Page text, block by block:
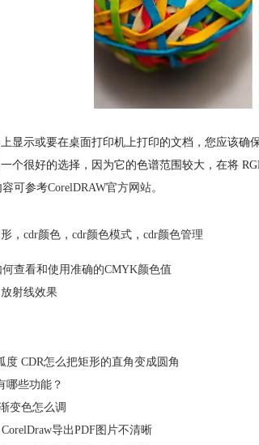
显示或要在桌面打印机上打印的文档，您应该确
个很好的选择，因为它的色谱范围较大，在将
容可参考CorelDRAW官方网站。
， cdr颜色 ， cdr颜色模式 ， cdr颜色管理
何查看和使用准确的CMYK颜色值
射线效果
度 CDR怎么把矩形的直角变成圆角
哪些功能？
变色怎么调
导出PDF图片不清晰